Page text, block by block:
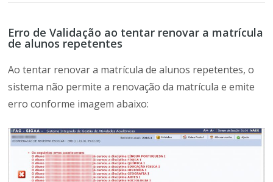
Erro de Validação ao tentar renovar a matrícula
de alunos repetentes
Ao tentar renovar a matrícula de alunos repetentes, o
sistema não permite a renovação da matrícula e emite
erro conforme imagem abaixo: